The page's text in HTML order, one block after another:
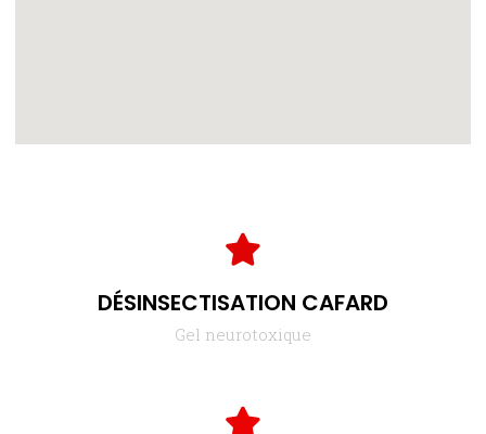
DÉSINSECTISATION CAFARD
Gel neurotoxique